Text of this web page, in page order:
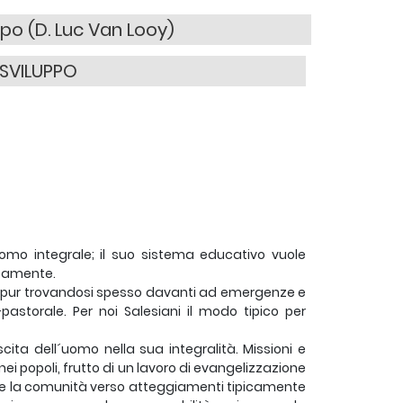
(D. Luc Van Looy)
integrale; il suo sistema educativo vuole
trovandosi spesso davanti ad emergenze e
Per noi Salesiani il modo tipico per
dell´uomo nella sua integralità. Missioni e
popoli, frutto di un lavoro di evangelizzazione
la comunità verso atteggiamenti tipicamente